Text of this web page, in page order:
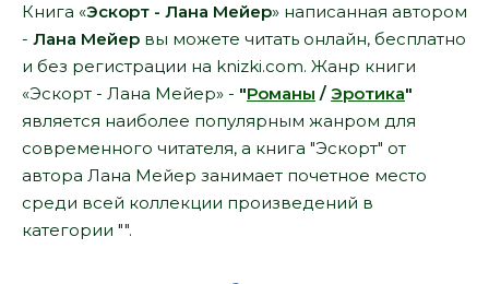
Книга «Эскорт - Лана Мейер» написанная автором
- Лана Мейер вы можете читать онлайн, бесплатно
и без регистрации на knizki.com. Жанр книги
«Эскорт - Лана Мейер» - "Романы / Эротика"
является наиболее популярным жанром для
современного читателя, а книга "Эскорт" от
автора Лана Мейер занимает почетное место
среди всей коллекции произведений в
категории "".